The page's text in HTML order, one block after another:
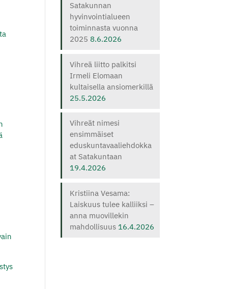
Satakunnan
hyvinvointialueen
toiminnasta vuonna
2025 8.6.2026
Vihreä liitto palkitsi
Irmeli Elomaan
kultaisella ansiomerkillä
25.5.2026
Vihreät nimesi
ensimmäiset
eduskuntavaaliehdokka
at Satakuntaan
19.4.2026
Kristiina Vesama:
Laiskuus tulee kalliiksi –
anna muovillekin
mahdollisuus 16.4.2026